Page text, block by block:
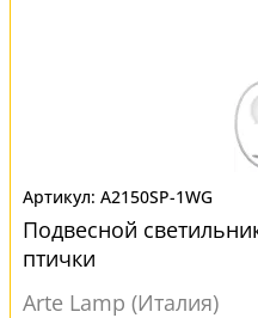
A2150SP-1WG
Подвесной
птички
Arte Lamp (Италия)